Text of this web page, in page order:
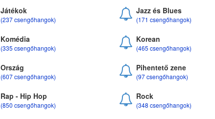
Játékok
(237 csengőhangok)
Jazz és Blues
(171 csengőhangok)
Komédia
(335 csengőhangok)
Korean
(465 csengőhangok)
Ország
(607 csengőhangok)
Pihentető zene
(97 csengőhangok)
Rap - Hip Hop
(850 csengőhangok)
Rock
(348 csengőhangok)